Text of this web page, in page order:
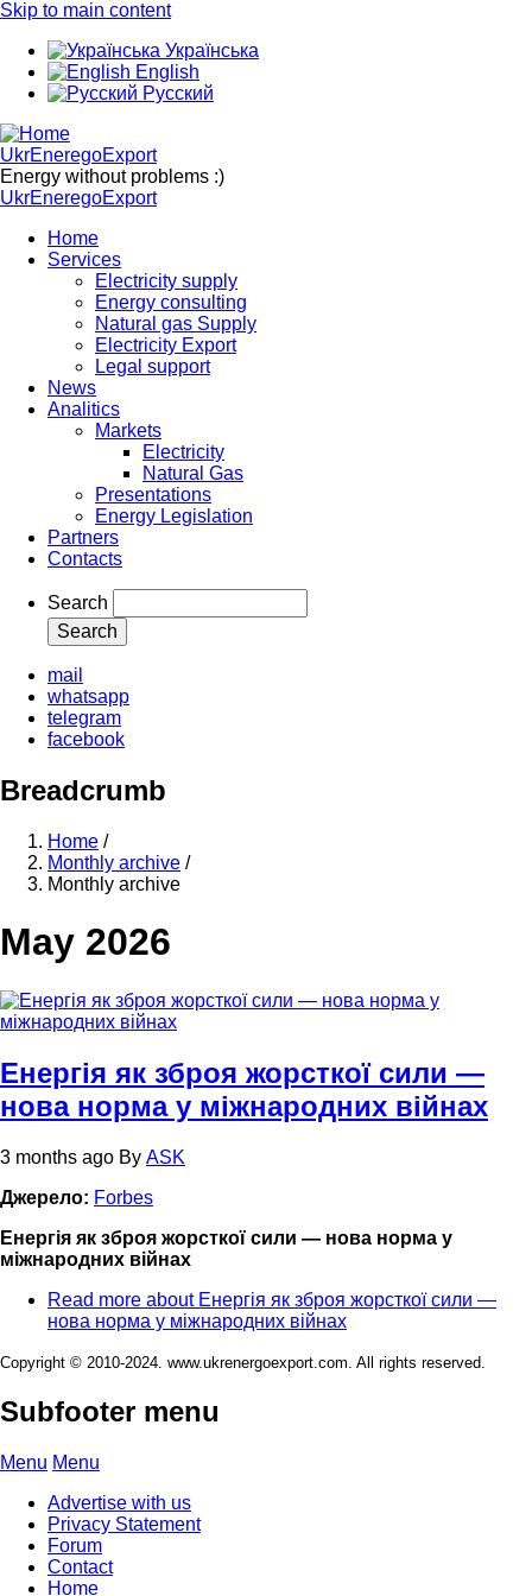
Skip to main content
Українська
English
Русский
UkrEneregoExport
Energy without problems :)
UkrEneregoExport
Home
Services
Electricity supply
Energy consulting
Natural gas Supply
Electricity Export
Legal support
News
Analitics
Markets
Electricity
Natural Gas
Presentations
Energy Legislation
Partners
Contacts
Search
mail
whatsapp
telegram
facebook
Breadcrumb
Home /
Monthly archive /
Monthly archive
May 2026
Енергія як зброя жорсткої сили —
нова норма у міжнародних війнах
3 months ago By ASK
Джерело: Forbes
Енергія як зброя жорсткої сили — нова норма у
міжнародних війнах
Read more about Енергія як зброя жорсткої сили —
нова норма у міжнародних війнах
Copyright © 2010-2024. www.ukrenergoexport.com. All rights reserved.
Subfooter menu
Menu Menu
Advertise with us
Privacy Statement
Forum
Contact
Home